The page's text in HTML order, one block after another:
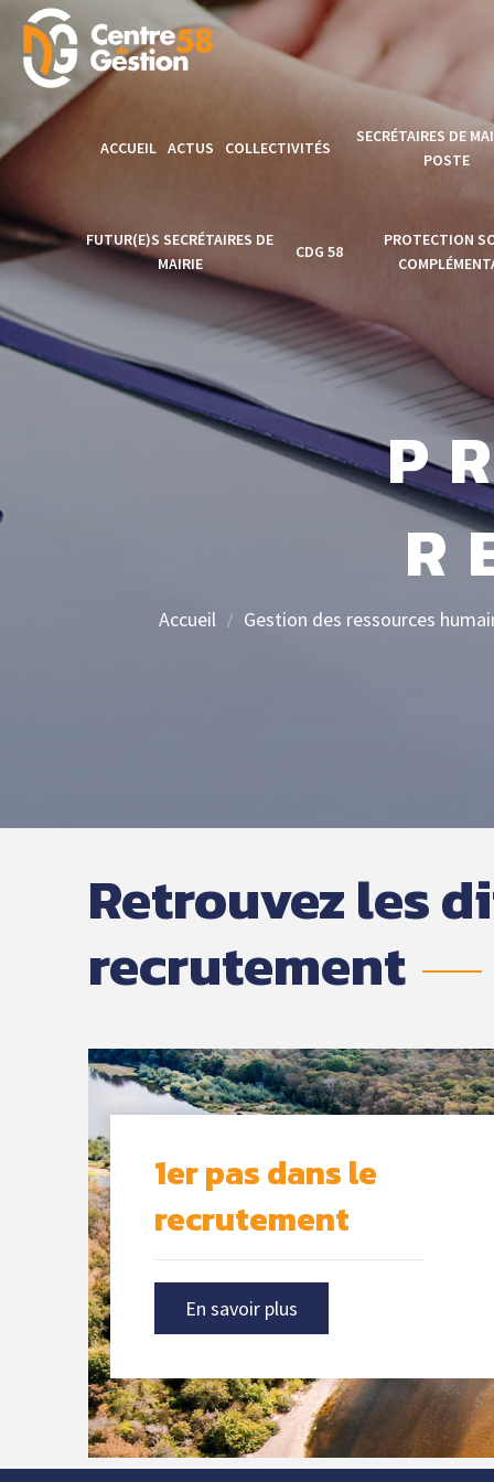
ACCUEIL ACTUS COLLECTIVITÉS
SECRÉTAIRES DE
POSTE
délibérations
de mairie en Poste
CNFPT
Formation
1er Emploi SGM
Formation
Promotion avec
Professionnel
métier des
FUTUR(E)S SECRÉTAIRES DE
MAIRIE
Clôture de la
Formation secrétaire
de mairie 2025
CDG 58
Accès AGIRHE
Accès EMPLOI
TERRITORIAL
Accès CONCOURS
CIG GRANDE
collectivités
agents
Missions
d’Avancement de
Grade
PROTECTION
PROTECTION
SOCIALE
Actus PSC
Accueil Gestion des ressources
Retrouvez les
recrutement
1er pas dans le
recrutement
En savoir plus